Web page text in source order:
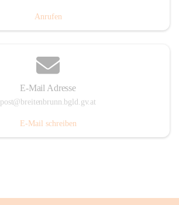
Anrufen
E-Mail Adresse
post@breitenbrunn.bgld.gv.at
E-Mail schreiben